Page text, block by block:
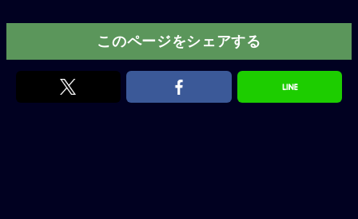
このページをシェアする